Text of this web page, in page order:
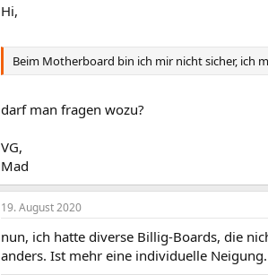
Hi,
Beim Motherboard bin ich mir nicht sicher, ich
darf man fragen wozu?
VG,
Mad
19. August 2020
nun, ich hatte diverse Billig-Boards, die
anders. Ist mehr eine individuelle Neigung.